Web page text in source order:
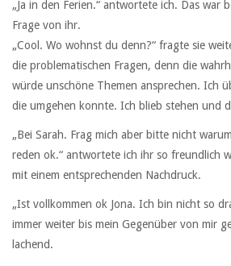
„Ja in den Ferien.“ antwortete ich. Das war
Frage von ihr.
„Cool. Wo wohnst du denn?“ fragte sie
die problematischen Fragen, denn die
würde unschöne Themen ansprechen. Ich
die umgehen konnte. Ich blieb stehen und
„Bei Sarah. Frag mich aber bitte nicht
reden ok.“ antwortete ich ihr so freundlich
mit einem entsprechenden Nachdruck.
„Ist vollkommen ok Jona. Ich bin nicht so
immer weiter bis mein Gegenüber von mir
lachend.